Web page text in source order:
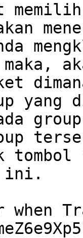
yang
ini.
when